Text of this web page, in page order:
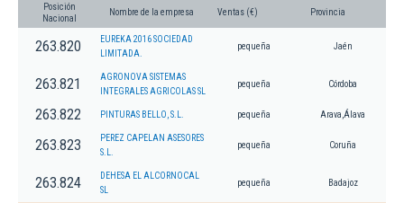
Posición
Nacional
Nombre de la empresa Ventas (€) Provincia
263.820
EUREKA 2016 SOCIEDAD
LIMITADA.
pequeña Jaén
263.821
AGRONOVA SISTEMAS
INTEGRALES AGRICOLAS SL
pequeña Córdoba
263.822 PINTURAS BELLO, S.L. pequeña Arava,Álava
263.823
PEREZ CAPELAN ASESORES
S.L.
pequeña Coruña
263.824
DEHESA EL ALCORNOCAL
SL
pequeña Badajoz